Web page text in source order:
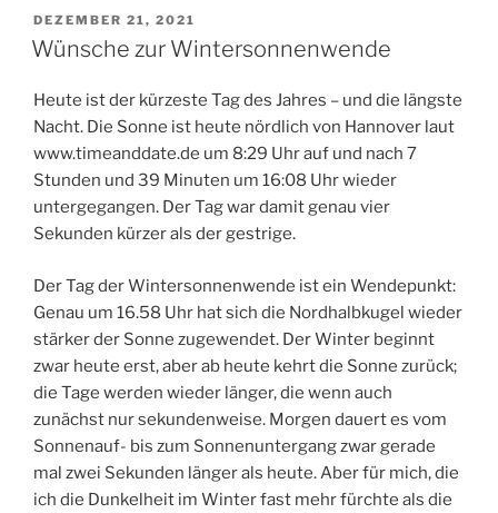
VERÖFFENTLICHT
AM
DEZEMBER 21, 2021
Wünsche zur Wintersonnenwende
Heute ist der kürzeste Tag des Jahres – und die längste
Nacht. Die Sonne ist heute nördlich von Hannover laut
www.timeanddate.de um 8:29 Uhr auf und nach 7
Stunden und 39 Minuten um 16:08 Uhr wieder
untergegangen. Der Tag war damit genau vier
Sekunden kürzer als der gestrige.
Der Tag der Wintersonnenwende ist ein Wendepunkt:
Genau um 16.58 Uhr hat sich die Nordhalbkugel wieder
stärker der Sonne zugewendet. Der Winter beginnt
zwar heute erst, aber ab heute kehrt die Sonne zurück;
die Tage werden wieder länger, die wenn auch
zunächst nur sekundenweise. Morgen dauert es vom
Sonnenauf- bis zum Sonnenuntergang zwar gerade
mal zwei Sekunden länger als heute. Aber für mich, die
ich die Dunkelheit im Winter fast mehr fürchte als die